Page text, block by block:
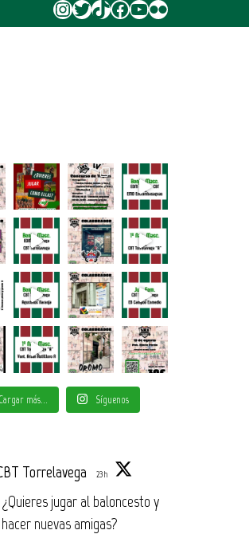
Instagram
Twitter
TikTokFacebook
YouTube
Flickr
Cargar más... Síguenos
Torrelavega 23h
¿Quieres jugar al baloncesto y
hacer nuevas amigas?